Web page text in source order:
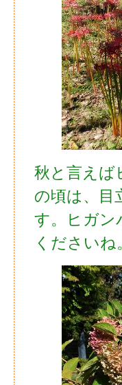
秋と言えば
の頃は、目
す。ヒガン
くださいね